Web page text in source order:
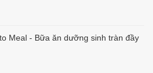
Meal - Bữa ăn dưỡng sinh tràn đầy